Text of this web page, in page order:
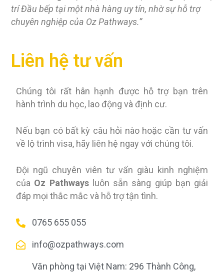
trí Đầu bếp tại một nhà hàng uy tín, nhờ sự hỗ trợ
chuyên nghiệp của Oz Pathways.”
Liên hệ tư vấn
Chúng tôi rất hân hạnh được hỗ trợ bạn trên
hành trình du học, lao động và định cư.
Nếu bạn có bất kỳ câu hỏi nào hoặc cần tư vấn
về lộ trình visa, hãy liên hệ ngay với chúng tôi.
Đội ngũ chuyên viên tư vấn giàu kinh nghiệm
của Oz Pathwaysluôn sẵn sàng giúp bạn giải
đáp mọi thắc mắc và hỗ trợ tận tình.
0765 655 055
info@ozpathways.com
Văn phòng tại Việt Nam: 296 Thành Công,